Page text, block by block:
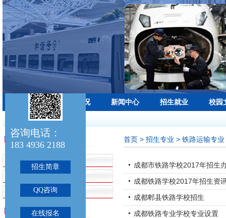
学校首页 学校概况 新闻中心 招生就业 校园
最新公告：
招生专业
招生简章
铁路运输专业
航空服务专业
联系我们
首页 > 招生专业 > 铁路运输专业
成都市铁路学校2017年招生
成都铁路学校2017年招生资
成都郫县铁路学校招生
成都铁路专业学校专业设置
咨询电话：
183 4936 2188
招生简章
QQ咨询
在线报名